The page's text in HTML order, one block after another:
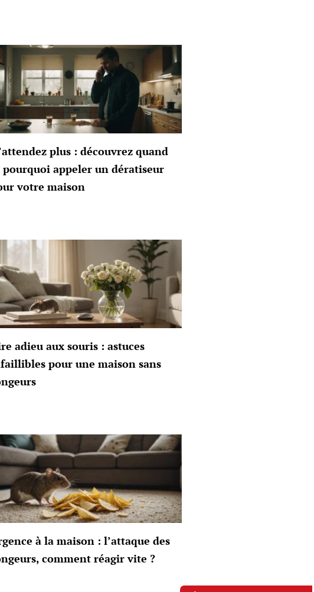
plus : découvrez quand
pourquoi appeler un dératiseur
votre maison
adieu aux souris : astuces
pour une maison sans
à la maison : l’attaque des
comment réagir vite ?